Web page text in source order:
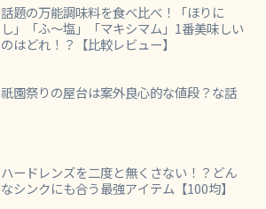
話題の万能調味料を食べ比べ！「ほりに
し」「ふ～塩」「マキシマム」1番美味しい
のはどれ！？【比較レビュー】
祇園祭りの屋台は案外良心的な値段？な話
ハードレンズを二度と無くさない！？どん
なシンクにも合う最強アイテム【100均】